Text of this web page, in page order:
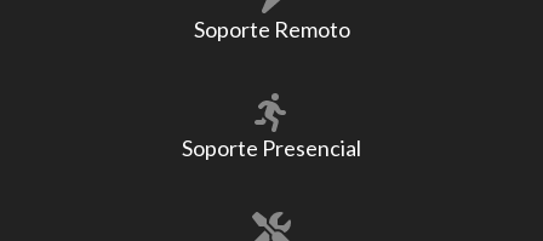
Soporte Remoto
Soporte Presencial